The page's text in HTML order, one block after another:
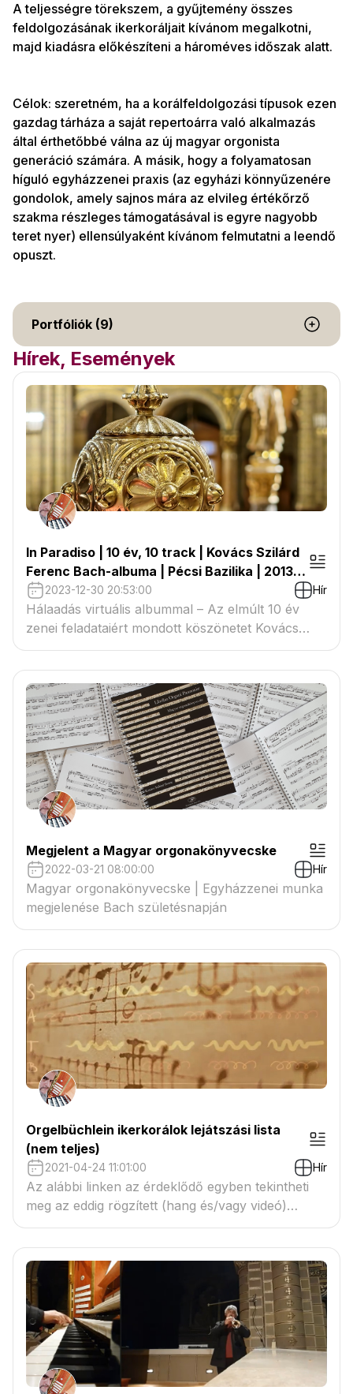
A teljességre törekszem, a gyűjtemény összes
feldolgozásának ikerkoráljait kívánom megalkotni,
majd kiadásra előkészíteni a hároméves időszak alatt.
Célok: szeretném, ha a korálfeldolgozási típusok ezen
gazdag tárháza a saját repertoárra való alkalmazás
által érthetőbbé válna az új magyar orgonista
generáció számára. A másik, hogy a folyamatosan
híguló egyházzenei praxis (az egyházi könnyűzenére
gondolok, amely sajnos mára az elvileg értékőrző
szakma részleges támogatásával is egyre nagyobb
teret nyer) ellensúlyaként kívánom felmutatni a leendő
opuszt.
Portfóliók (9)
Hírek, Események
In Paradiso | 10 év, 10 track | Kovács Szilárd
Ferenc Bach-albuma | Pécsi Bazilika | 2013-
20232023-12-30 20:53:00 Hír
Hálaadás virtuális albummal – Az elmúlt 10 év
zenei feladataiért mondott köszönetet Kovács
Szilárd Ferenc
Megjelent a Magyar orgonakönyvecske
2022-03-21 08:00:00 Hír
Magyar orgonakönyvecske | Egyházzenei munka
megjelenése Bach születésnapján
Orgelbüchlein ikerkorálok lejátszási lista
(nem teljes)
2021-04-24 11:01:00 Hír
Az alábbi linken az érdeklődő egyben tekintheti
meg az eddig rögzített (hang és/vagy videó)
ikerkorálokat.